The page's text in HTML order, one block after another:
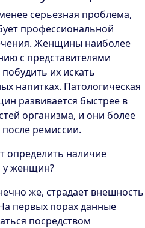
серьезная проблема,
профессиональной
Женщины наиболее
с представителями
их искать
напитках. Патологическая
развивается быстрее в
организма, и они более
ремиссии.
определить наличие
у женщин?
же, страдает внешность
первых порах данные
посредством